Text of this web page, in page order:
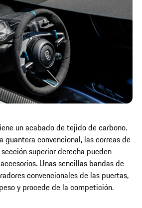
un acabado de tejido de carbono.
guantera convencional, las correas de
superior derecha pueden
Unas sencillas bandas de
convencionales de las puertas,
y procede de la competición.